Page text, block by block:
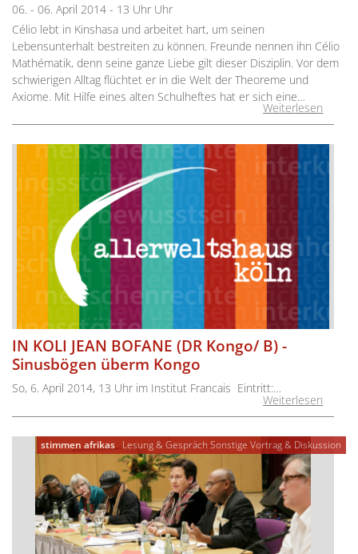
06. - 06. April 2014 - 13 Uhr Uhr
Célio lebt in Kinshasa und arbeitet hart, um seinen
Lebensunterhalt bestreiten zu können. Freunde nennen ihn Célio
Mathématik, denn seine ganze Liebe gilt dieser Disziplin. Vor dem
schwierigen Alltag flüchtet er in die Welt der Theoreme und
Axiome. Mit Hilfe eines alten Schulheftes hat er sich eine…
Weiterlesen
IN KOLI JEAN BOFANE (DR Kongo/ B) -
Sinusbögen überm Kongo
So, 6. April 2014, 13 Uhr im Institut Francais Eintritt:…
Weiterlesen
stimmen afrikas Lesung & Gespräch Sonstige Vortrag & Diskussion